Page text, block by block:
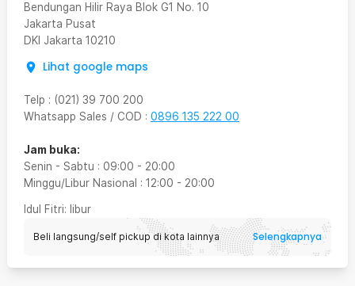
Bendungan Hilir Raya Blok G1 No. 10
Jakarta Pusat
DKI Jakarta 10210
Lihat google maps
Telp : (021) 39 700 200
Whatsapp Sales / COD : 0896 135 222 00
Jam buka:
Senin - Sabtu : 09:00 - 20:00
Minggu/Libur Nasional : 12:00 - 20:00
Idul Fitri: libur
Beli langsung/self pickup di kota lainnya Selengkapnya